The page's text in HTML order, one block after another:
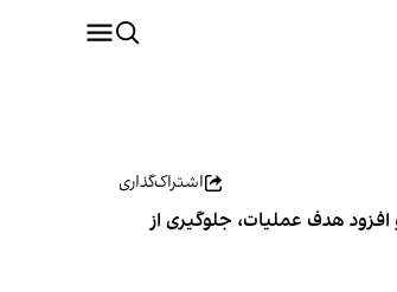
اشتراک‌گذاری
افزود هدف عملیات، جلوگیری از